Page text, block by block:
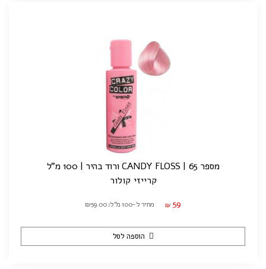
מספר 65 | CANDY FLOSS ורוד בהיר | 100 מ"ל
קרייזי קולור
₪ 59 מחיר ל-100 מ"ל: ₪59.00
הוספה לסל